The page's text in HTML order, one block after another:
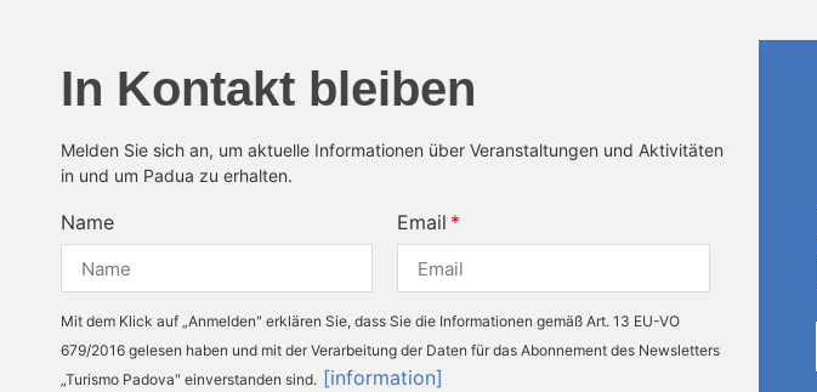
In Kontakt bleiben
Melden Sie sich an, um aktuelle Informationen über Veranstaltungen und Aktivitäten
in und um Padua zu erhalten.
Name Email
Mit dem Klick auf „Anmelden" erklären Sie, dass Sie die Informationen gemäß Art. 13 EU-VO
679/2016 gelesen haben und mit der Verarbeitung der Daten für das Abonnement des Newsletters
„Turismo Padova" einverstanden sind. [information]